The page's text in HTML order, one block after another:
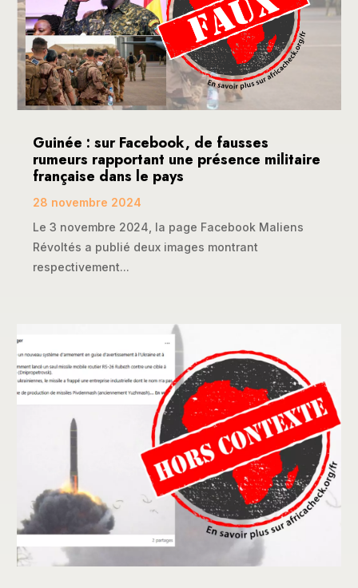
Guinée : sur Facebook, de fausses
rumeurs rapportant une présence militaire
française dans le pays
28 novembre 2024
Le 3 novembre 2024, la page Facebook Maliens
Révoltés a publié deux images montrant
respectivement...